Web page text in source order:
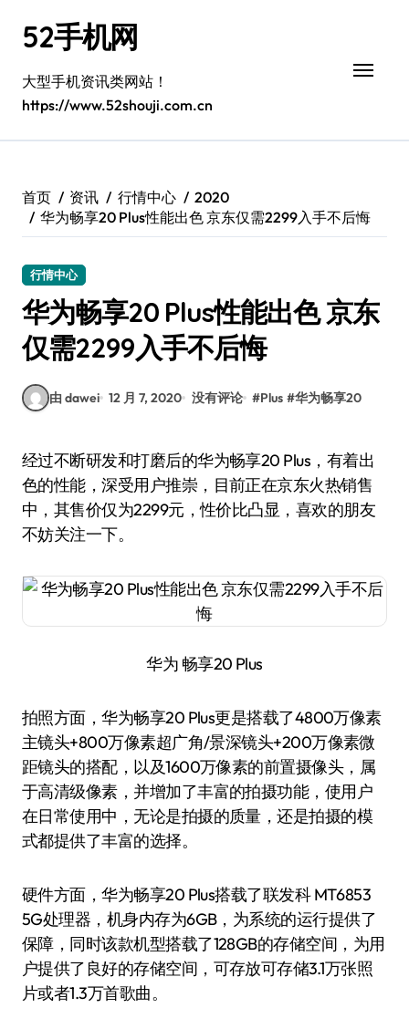
52手机网
大型手机资讯类网站！
https://www.52shouji.com.cn
首页 资讯 行情中心
2020
华为畅享20 Plus性能出色 京东仅需2299入手不后悔
行情中心
华为畅享20 Plus性能出色 京东
仅需2299入手不后悔
由 dawei 12 月 7, 2020 没有评论 #Plus #华为畅享20
经过不断研发和打磨后的华为畅享20 Plus，有着出
色的性能，深受用户推崇，目前正在京东火热销售
中，其售价仅为2299元，性价比凸显，喜欢的朋友
不妨关注一下。
华为 畅享20 Plus
拍照方面，华为畅享20 Plus更是搭载了4800万像素
主镜头+800万像素超广角/景深镜头+200万像素微
距镜头的搭配，以及1600万像素的前置摄像头，属
于高清级像素，并增加了丰富的拍摄功能，使用户
在日常使用中，无论是拍摄的质量，还是拍摄的模
式都提供了丰富的选择。
硬件方面，华为畅享20 Plus搭载了联发科 MT6853
5G处理器，机身内存为6GB，为系统的运行提供了
保障，同时该款机型搭载了128GB的存储空间，为用
户提供了良好的存储空间，可存放可存储3.1万张照
片或者1.3万首歌曲。